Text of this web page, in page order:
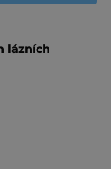
lázních